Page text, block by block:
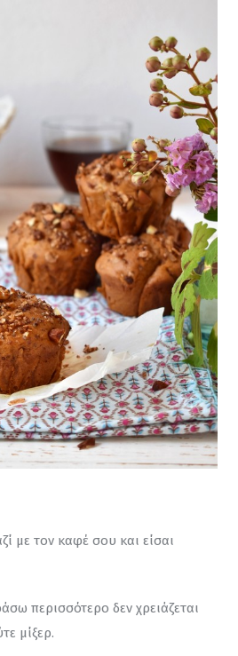
με τον καφέ σου και είσαι
περισσότερο δεν χρειάζεται
μίξερ.